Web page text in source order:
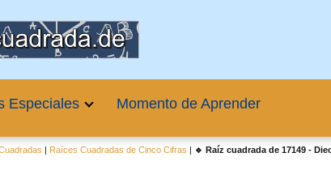
Especiales Momento de Aprender
| Raíces Cuadradas de Cinco Cifras | 🔹 Raíz cuadrada de 17149 -